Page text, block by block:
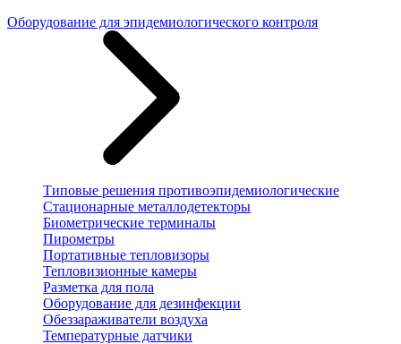
Оборудование для эпидемиологического контроля
Типовые решения противоэпидемиологические
Стационарные металлодетекторы
Биометрические терминалы
Пирометры
Портативные тепловизоры
Тепловизионные камеры
Разметка для пола
Оборудование для дезинфекции
Обеззараживатели воздуха
Температурные датчики